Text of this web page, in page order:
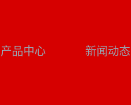
产品中心 新闻动态